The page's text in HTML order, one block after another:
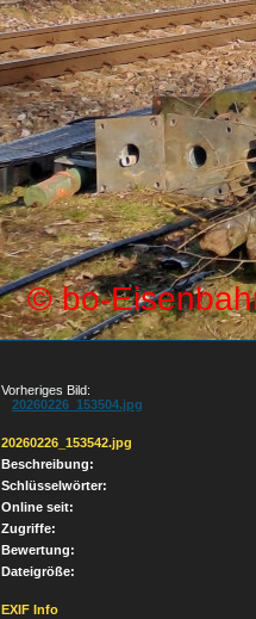
Vorheriges Bild:
20260226_153504.jpg
20260226_153542.jpg
Beschreibung:
Schlüsselwörter:
Online seit:
Zugriffe:
Bewertung:
Dateigröße:
EXIF Info